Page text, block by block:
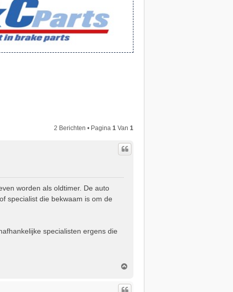
2 Berichten • Pagina 1 Van 1
worden als oldtimer. De auto
specialist die bekwaam is om de
specialisten ergens die
h